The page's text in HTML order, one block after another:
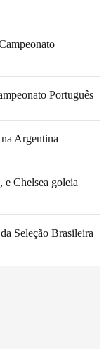
Português
Argentina
Chelsea goleia
Seleção Brasileira